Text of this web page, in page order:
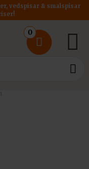
vedspisar & smalspisar
0